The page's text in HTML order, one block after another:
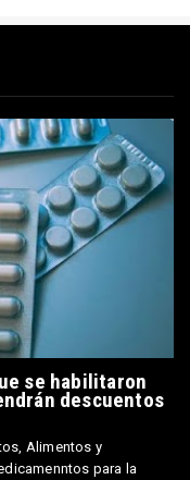
se habilitaron
descuentos
Alimentos y
para la